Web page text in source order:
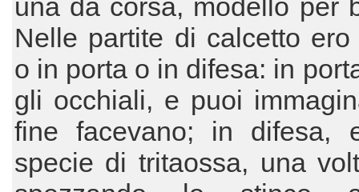
una da corsa, modello per
Nelle partite di calcetto ero
o in porta o in difesa: in
gli occhiali, e puoi
fine facevano; in difesa,
specie di tritaossa, una